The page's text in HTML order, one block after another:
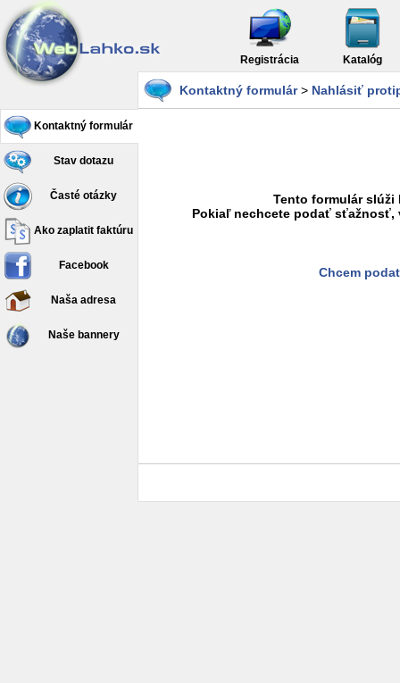
Registrácia Katalóg
Kontaktný formulár
Stav dotazu
Časté otázky
Ako zaplatit faktúru
Facebook
Naša adresa
Naše bannery
Kontaktný formulár> Nahlásiť
Tento formulár
Pokiaľ nechcete podať
Chcem